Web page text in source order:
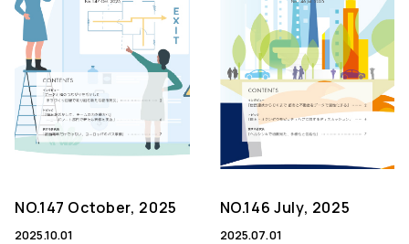
NO.147 October, 2025
2025.10.01
NO.146 July, 2025
2025.07.01